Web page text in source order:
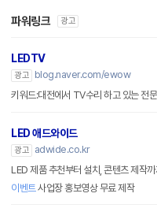
파워링크 광고
LEDTV
광고
blog.naver.com/ewow
키워드:대전에서 TV수리 하고 있는 전문
LED 애드와이드
광고
adwide.co.kr
LED 제품 추천부터 설치, 콘텐츠 제작
이벤트사업장 홍보영상 무료 제작